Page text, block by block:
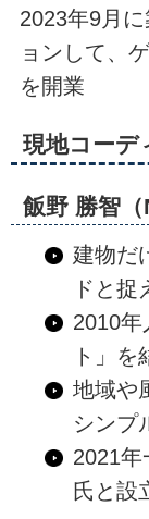
2023年9月
ョンして、
を開業
現地コーデ
飯野 勝智（
建物だ
ドと捉
2010年
ト」を
地域や
シンプ
2021年
氏と設